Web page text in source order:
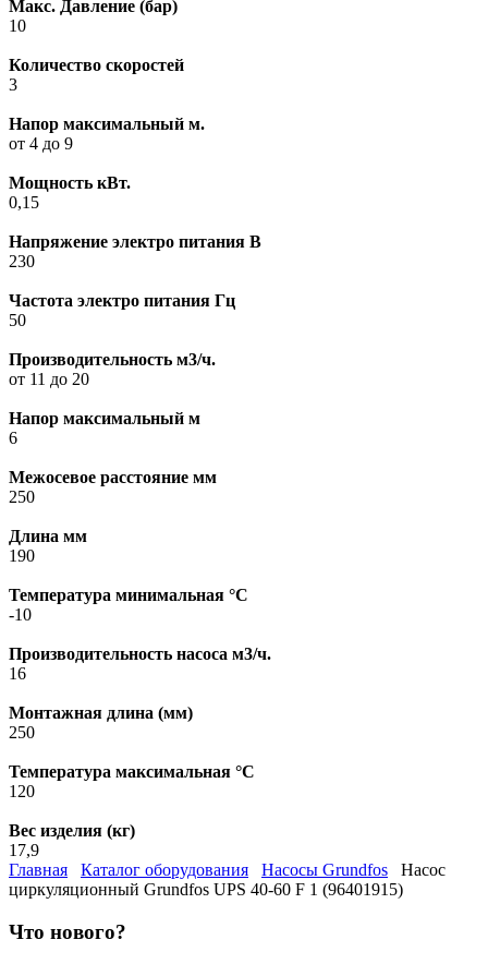
Макс. Давление (бар)
10
Количество скоростей
3
Напор максимальный м.
от 4 до 9
Мощность кВт.
0,15
Напряжение электро питания В
230
Частота электро питания Гц
50
Производительность м3/ч.
от 11 до 20
Напор максимальный м
6
Межосевое расстояние мм
250
Длина мм
190
Температура минимальная °C
-10
Производительность насоса м3/ч.
16
Монтажная длина (мм)
250
Температура максимальная °C
120
Вес изделия (кг)
17,9
Главная
Каталог оборудования Насосы Grundfos
Насос
циркуляционный Grundfos UPS 40-60 F 1 (96401915)
Что нового?